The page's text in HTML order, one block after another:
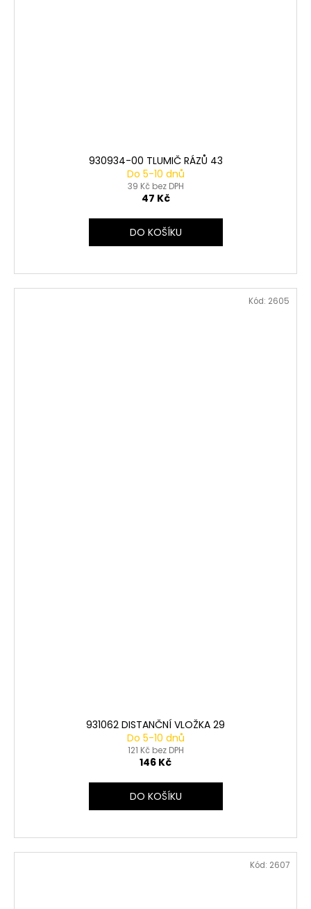
930934-00 TLUMIČ RÁZŮ 43
Do 5-10 dnů
39 Kč bez DPH
47 Kč
DO KOŠÍKU
931062 DISTANČNÍ VLOŽKA 29
Do 5-10 dnů
121 Kč bez DPH
146 Kč
DO KOŠÍKU
Kód: 2605
Kód: 2607